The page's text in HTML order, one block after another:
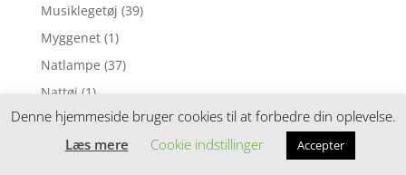
Musiklegetøj (39)
Myggenet (1)
Natlampe (37)
Nattøj (1)
Neglelak (1)
Nusseklud (4)
Denne hjemmeside bruger cookies til at forbedre din oplevelse.
Læs mere
Cookie indstillinger Accepter